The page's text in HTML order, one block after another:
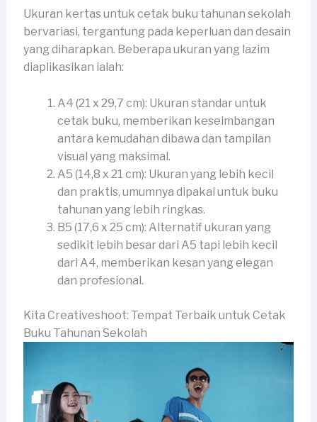
Ukuran kertas untuk cetak buku tahunan sekolah
bervariasi, tergantung pada keperluan dan desain
yang diharapkan. Beberapa ukuran yang lazim
diaplikasikan ialah:
A4 (21 x 29,7 cm): Ukuran standar untuk
cetak buku, memberikan keseimbangan
antara kemudahan dibawa dan tampilan
visual yang maksimal.
A5 (14,8 x 21 cm): Ukuran yang lebih kecil
dan praktis, umumnya dipakai untuk buku
tahunan yang lebih ringkas.
B5 (17,6 x 25 cm): Alternatif ukuran yang
sedikit lebih besar dari A5 tapi lebih kecil
dari A4, memberikan kesan yang elegan
dan profesional.
Kita Creativeshoot: Tempat Terbaik untuk Cetak
Buku Tahunan Sekolah